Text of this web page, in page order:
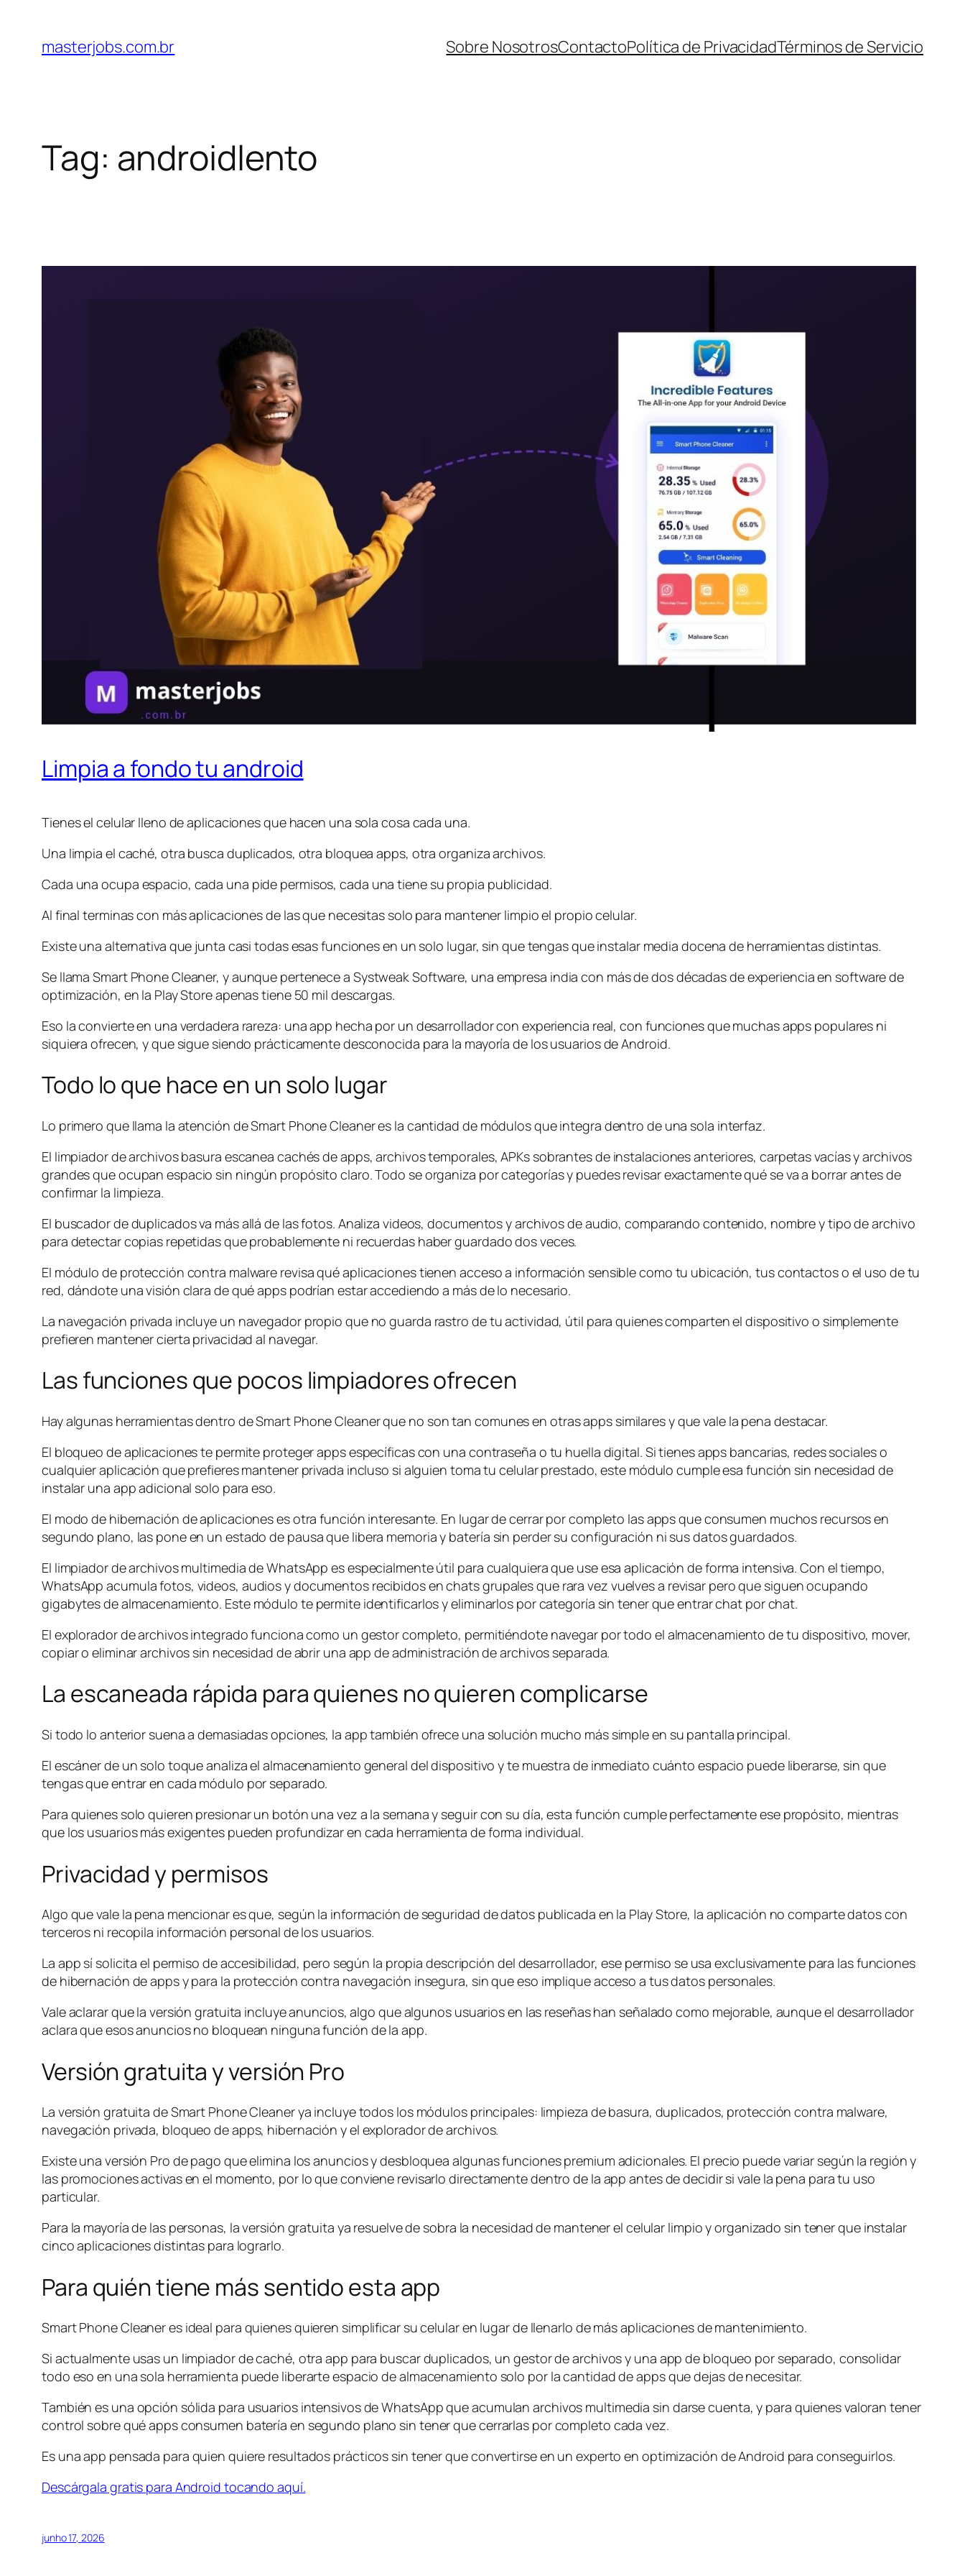
masterjobs.com.br Sobre NosotrosContactoPolítica de PrivacidadTérminos de Servicio
Tag: androidlento
Limpia a fondo tu android
Tienes el celular lleno de aplicaciones que hacen una sola cosa cada una.
Una limpia el caché, otra busca duplicados, otra bloquea apps, otra organiza archivos.
Cada una ocupa espacio, cada una pide permisos, cada una tiene su propia publicidad.
Al final terminas con más aplicaciones de las que necesitas solo para mantener limpio el propio celular.
Existe una alternativa que junta casi todas esas funciones en un solo lugar, sin que tengas que instalar media docena de herramientas distintas.
Se llama Smart Phone Cleaner, y aunque pertenece a Systweak Software, una empresa india con más de dos décadas de experiencia en software de
optimización, en la Play Store apenas tiene 50 mil descargas.
Eso la convierte en una verdadera rareza: una app hecha por un desarrollador con experiencia real, con funciones que muchas apps populares ni
siquiera ofrecen, y que sigue siendo prácticamente desconocida para la mayoría de los usuarios de Android.
Todo lo que hace en un solo lugar
Lo primero que llama la atención de Smart Phone Cleaner es la cantidad de módulos que integra dentro de una sola interfaz.
El limpiador de archivos basura escanea cachés de apps, archivos temporales, APKs sobrantes de instalaciones anteriores, carpetas vacías y archivos
grandes que ocupan espacio sin ningún propósito claro. Todo se organiza por categorías y puedes revisar exactamente qué se va a borrar antes de
confirmar la limpieza.
El buscador de duplicados va más allá de las fotos. Analiza videos, documentos y archivos de audio, comparando contenido, nombre y tipo de archivo
para detectar copias repetidas que probablemente ni recuerdas haber guardado dos veces.
El módulo de protección contra malware revisa qué aplicaciones tienen acceso a información sensible como tu ubicación, tus contactos o el uso de tu
red, dándote una visión clara de qué apps podrían estar accediendo a más de lo necesario.
La navegación privada incluye un navegador propio que no guarda rastro de tu actividad, útil para quienes comparten el dispositivo o simplemente
prefieren mantener cierta privacidad al navegar.
Las funciones que pocos limpiadores ofrecen
Hay algunas herramientas dentro de Smart Phone Cleaner que no son tan comunes en otras apps similares y que vale la pena destacar.
El bloqueo de aplicaciones te permite proteger apps específicas con una contraseña o tu huella digital. Si tienes apps bancarias, redes sociales o
cualquier aplicación que prefieres mantener privada incluso si alguien toma tu celular prestado, este módulo cumple esa función sin necesidad de
instalar una app adicional solo para eso.
El modo de hibernación de aplicaciones es otra función interesante. En lugar de cerrar por completo las apps que consumen muchos recursos en
segundo plano, las pone en un estado de pausa que libera memoria y batería sin perder su configuración ni sus datos guardados.
El limpiador de archivos multimedia de WhatsApp es especialmente útil para cualquiera que use esa aplicación de forma intensiva. Con el tiempo,
WhatsApp acumula fotos, videos, audios y documentos recibidos en chats grupales que rara vez vuelves a revisar pero que siguen ocupando
gigabytes de almacenamiento. Este módulo te permite identificarlos y eliminarlos por categoría sin tener que entrar chat por chat.
El explorador de archivos integrado funciona como un gestor completo, permitiéndote navegar por todo el almacenamiento de tu dispositivo, mover,
copiar o eliminar archivos sin necesidad de abrir una app de administración de archivos separada.
La escaneada rápida para quienes no quieren complicarse
Si todo lo anterior suena a demasiadas opciones, la app también ofrece una solución mucho más simple en su pantalla principal.
El escáner de un solo toque analiza el almacenamiento general del dispositivo y te muestra de inmediato cuánto espacio puede liberarse, sin que
tengas que entrar en cada módulo por separado.
Para quienes solo quieren presionar un botón una vez a la semana y seguir con su día, esta función cumple perfectamente ese propósito, mientras
que los usuarios más exigentes pueden profundizar en cada herramienta de forma individual.
Privacidad y permisos
Algo que vale la pena mencionar es que, según la información de seguridad de datos publicada en la Play Store, la aplicación no comparte datos con
terceros ni recopila información personal de los usuarios.
La app sí solicita el permiso de accesibilidad, pero según la propia descripción del desarrollador, ese permiso se usa exclusivamente para las funciones
de hibernación de apps y para la protección contra navegación insegura, sin que eso implique acceso a tus datos personales.
Vale aclarar que la versión gratuita incluye anuncios, algo que algunos usuarios en las reseñas han señalado como mejorable, aunque el desarrollador
aclara que esos anuncios no bloquean ninguna función de la app.
Versión gratuita y versión Pro
La versión gratuita de Smart Phone Cleaner ya incluye todos los módulos principales: limpieza de basura, duplicados, protección contra malware,
navegación privada, bloqueo de apps, hibernación y el explorador de archivos.
Existe una versión Pro de pago que elimina los anuncios y desbloquea algunas funciones premium adicionales. El precio puede variar según la región y
las promociones activas en el momento, por lo que conviene revisarlo directamente dentro de la app antes de decidir si vale la pena para tu uso
particular.
Para la mayoría de las personas, la versión gratuita ya resuelve de sobra la necesidad de mantener el celular limpio y organizado sin tener que instalar
cinco aplicaciones distintas para lograrlo.
Para quién tiene más sentido esta app
Smart Phone Cleaner es ideal para quienes quieren simplificar su celular en lugar de llenarlo de más aplicaciones de mantenimiento.
Si actualmente usas un limpiador de caché, otra app para buscar duplicados, un gestor de archivos y una app de bloqueo por separado, consolidar
todo eso en una sola herramienta puede liberarte espacio de almacenamiento solo por la cantidad de apps que dejas de necesitar.
También es una opción sólida para usuarios intensivos de WhatsApp que acumulan archivos multimedia sin darse cuenta, y para quienes valoran tener
control sobre qué apps consumen batería en segundo plano sin tener que cerrarlas por completo cada vez.
Es una app pensada para quien quiere resultados prácticos sin tener que convertirse en un experto en optimización de Android para conseguirlos.
Descárgala gratis para Android tocando aquí.
junho 17, 2026